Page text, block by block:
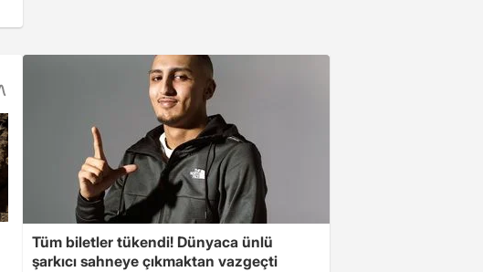
Tüm biletler tükendi! Dünyaca ünlü
şarkıcı sahneye çıkmaktan vazgeçti